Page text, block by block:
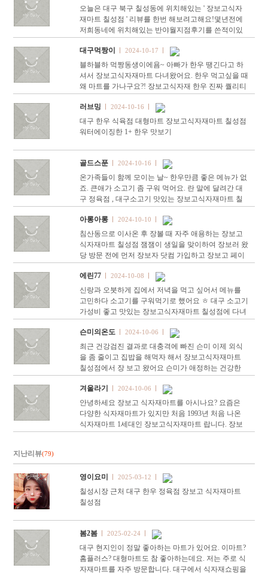
오늘은 대구 북구 칠성동에 위치해있는 ' 장보고식자
재마트 칠성점 ' 리뷰를 한번 해보려고해요! ​ 몇년전에
저희동네에 위치해있는 반야월지점후기를 쓴적이있
었는데 생각보다 많은분들이 검색해보시길래 이번에
는 …
대구먹짱이 2024-10-17
블하블하 먹짱동생이에욤~ 아빠가 한우 땡긴다고 하
셔서 장보고식자재마트 다녀왔어요. 한우 먹고싶을 때
왜 마트를 가나구요?! 장보고식자재 한우 진짜 퀄리티
좋고 맛있어요. 대구 한우 선물세트 찾으시면 방문해
보세요. 한…
러브밍 2024-10-16
대구 한우 식육점 대형마트 장보고식자재마트 칠성점
워터에이징한 1+ 한우 맛보기
골드스푼 2024-10-16
온가족들이 함께 모이는 날~ 한우만큼 좋은 메뉴가 없
죠. 큰애가 소고기 좀 구워 먹어요. 란 말에 달려간 대
구 정육점 , 대구소고기 맛있는 장보고식자재마트 칠
성점입니다. 대구 한우 숙성이 남다른 곳이라 찾는 이
들이 많은 곳…
아롱아롱 2024-10-10
침산동으로 이사온 후 장볼 때 자주 애용하는 장보고
식자재마트 칠성점 잼잼이 생일을 맞이하여 장보러 왔
당 방문 전에 먼저 장보자 닷컴 가입하고 장보고 페이
적립하면 2.5% 저렴하게, 적립금도 1% 추가적립 가능
해서 도합 3.5% …
에린77 2024-10-08
신랑과 오붓하게 집에서 저녁을 먹고 싶어서 메뉴를
고민하다 소고기를 구워먹기로 했어요 ㅎ 대구 소고기
가성비 좋고 맛있는 장보고식자재마트 칠성점에 다녀
왔어요~^^ 워터에이징으로 부드러운 대구 한우 찐맛
집이였어요 …
슨미의온도 2024-10-06
최근 건강검진 결과로 대충격에 빠진 슨미 이제 외식
을 좀 줄이고 집밥을 해먹자 해서 장보고식자재마트
칠성점에서 장 보고 왔어요 슨미가 애정하는 건강한
아침의 시작 식단 고구마에그슬럿과 대추방울토마토
에요 단백질과 …
겨울라기 2024-10-06
안녕하세요 장보고 식자재마트를 아시나요? 요즘은
다양한 식자재마트가 있지만 처음 1993년 처음 나온
식자재마트 1세대인 장보고식자재마트 랍니다. 장보
고마트가 유명한줄은 알고 있었는데 이번에 처음 방문
지난리뷰(79)
영이요미 2025-03-12
칠성시장 근처 대구 한우 정육점 장보고 식자재마트
칠성점
봄2봄 2025-02-24
대구 현지인이 정말 좋아하는 마트가 있어요. 이마트?
홈플러스? 대형마트도 참 좋아하는데요. 저는 주로 식
자재마트를 자주 방문합니다. 대구에서 식자재쇼핑을